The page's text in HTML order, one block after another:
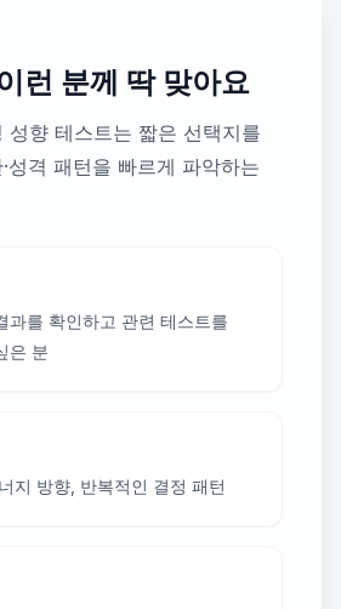
런 분께 딱 맞아요
성향 테스트는 짧은 선택지를
성격 패턴을 빠르게 파악하는
과를 확인하고 관련 테스트를
은 분
지 방향, 반복적인 결정 패턴